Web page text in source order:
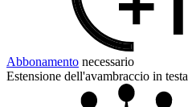
Abbonamento necessario
Estensione dell'avambraccio in testa